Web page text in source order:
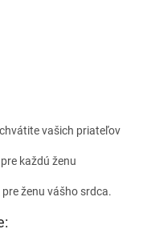
vašich priateľov
každú ženu
ženu vášho srdca.